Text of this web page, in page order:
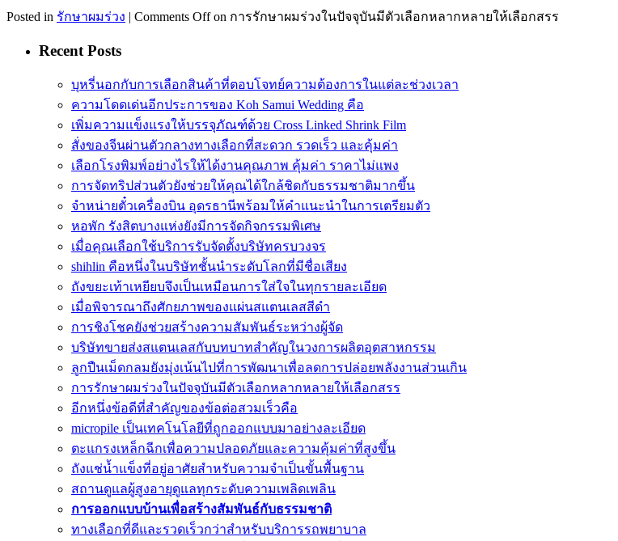
Posted in รักษาผมร่วง | Comments Offon การรักษาผมร่วงในปัจจุบันมีตัวเลือกหลากหลายให้เลือกสรร
Recent Posts
บุหรี่นอกกับการเลือกสินค้าที่ตอบโจทย์ความต้องการในแต่ละช่วงเวลา
ความโดดเด่นอีกประการของ Koh Samui Wedding คือ
เพิ่มความแข็งแรงให้บรรจุภัณฑ์ด้วย Cross Linked Shrink Film
สั่งของจีนผ่านตัวกลางทางเลือกที่สะดวก รวดเร็ว และคุ้มค่า
เลือกโรงพิมพ์อย่างไรให้ได้งานคุณภาพ คุ้มค่า ราคาไม่แพง
การจัดทริปส่วนตัวยังช่วยให้คุณได้ใกล้ชิดกับธรรมชาติมากขึ้น
จำหน่ายตั๋วเครื่องบิน อุดรธานีพร้อมให้คำแนะนำในการเตรียมตัว
หอพัก รังสิตบางแห่งยังมีการจัดกิจกรรมพิเศษ
เมื่อคุณเลือกใช้บริการรับจัดตั้งบริษัทครบวงจร
shihlin คือหนึ่งในบริษัทชั้นนำระดับโลกที่มีชื่อเสียง
ถังขยะเท้าเหยียบจึงเป็นเหมือนการใส่ใจในทุกรายละเอียด
เมื่อพิจารณาถึงศักยภาพของแผ่นสแตนเลสสีดำ
การชิงโชคยังช่วยสร้างความสัมพันธ์ระหว่างผู้จัด
บริษัทขายส่งสแตนเลสกับบทบาทสำคัญในวงการผลิตอุตสาหกรรม
ลูกปืนเม็ดกลมยังมุ่งเน้นไปที่การพัฒนาเพื่อลดการปล่อยพลังงานส่วนเกิน
การรักษาผมร่วงในปัจจุบันมีตัวเลือกหลากหลายให้เลือกสรร
อีกหนึ่งข้อดีที่สำคัญของข้อต่อสวมเร็วคือ
micropile เป็นเทคโนโลยีที่ถูกออกแบบมาอย่างละเอียด
ตะแกรงเหล็กฉีกเพื่อความปลอดภัยและความคุ้มค่าที่สูงขึ้น
ถังแช่น้ำแข็งที่อยู่อาศัยสำหรับความจำเป็นขั้นพื้นฐาน
สถานดูแลผู้สูงอายุดูแลทุกระดับความเพลิดเพลิน
การออกแบบบ้านเพื่อสร้างสัมพันธ์กับธรรมชาติ
ทางเลือกที่ดีและรวดเร็วกว่าสำหรับบริการรถพยาบาล